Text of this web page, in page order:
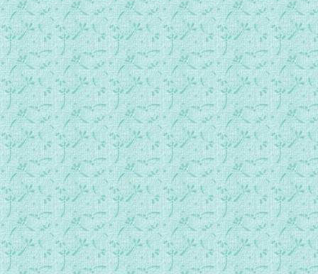
第0290首 尽管他.mp3